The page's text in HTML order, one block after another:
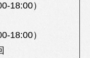
18:00）
18:00）